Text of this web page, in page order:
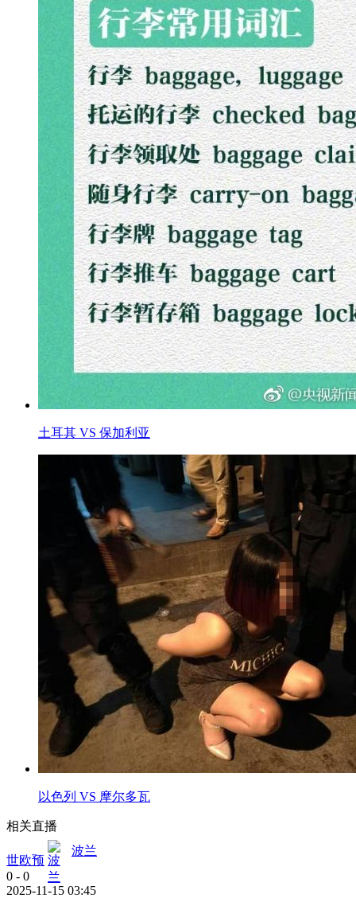
土耳其 VS 保加利亚
以色列 VS 摩尔多瓦
相关直播
世欧预
波兰
0 - 0
2025-11-15 03:45